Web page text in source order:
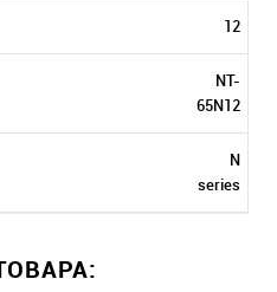
12
NT-
65N12
N
series